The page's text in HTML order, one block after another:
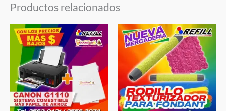
Productos relacionados